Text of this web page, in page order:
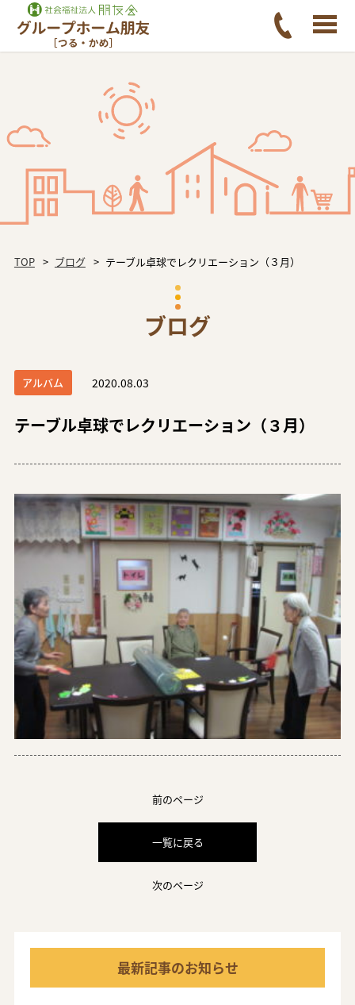
TOP ブログ テーブル卓球でレクリエーション（３月）
ブログ
アルバム 2020.08.03
テーブル卓球でレクリエーション（３月）
前のページ
一覧に戻る
次のページ
最新記事のお知らせ